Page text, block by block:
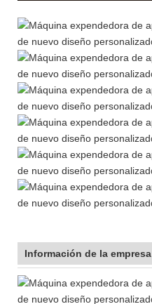
Información de la empresa